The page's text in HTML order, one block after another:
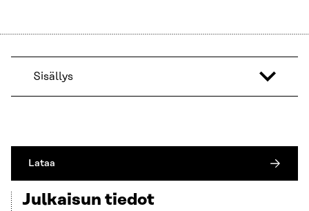
Sisällys
Lataa
Julkaisun tiedot